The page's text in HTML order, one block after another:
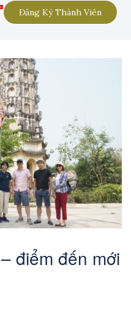
Đăng Ký Thành Viên
điểm đến mới